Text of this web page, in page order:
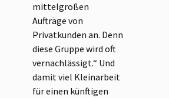
mittelgroßen
Aufträge von
Privatkunden an. Denn
diese Gruppe wird oft
vernachlässigt.“ Und
damit viel Kleinarbeit
für einen künftigen